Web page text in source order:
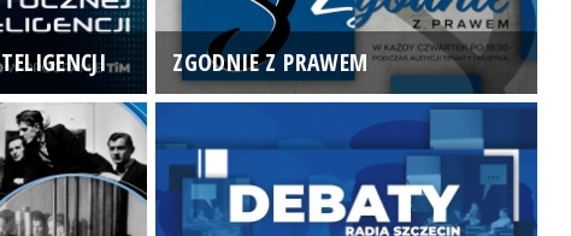
ZGODNIE Z PRAWEM